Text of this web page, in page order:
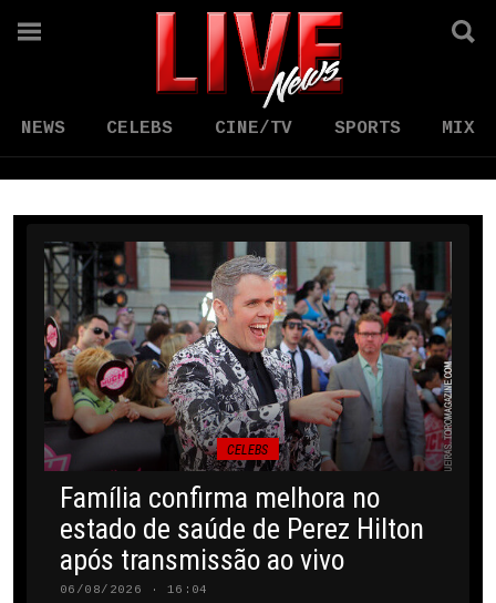
NEWS CELEBS CINE/TV SPORTS MIX
CELEBS
Família confirma melhora no
estado de saúde de Perez Hilton
após transmissão ao vivo
06/08/2026 · 16:04